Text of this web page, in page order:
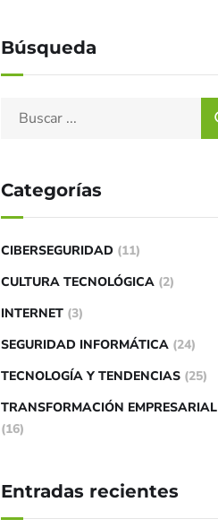
Búsqueda
Categorías
CIBERSEGURIDAD (11)
CULTURA TECNOLÓGICA (2)
INTERNET (3)
SEGURIDAD INFORMÁTICA (24)
TECNOLOGÍA Y TENDENCIAS (25)
TRANSFORMACIÓN EMPRESARIAL
(16)
Entradas recientes